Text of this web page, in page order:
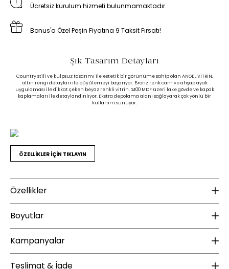
Ücretsiz kurulum hizmeti bulunmamaktadır.
Bonus'a Özel Peşin Fiyatına 9 Taksit Fırsatı!
Şık Tasarım Detayları
Country stili ve kulpsuz tasarımı ile estetik bir görünüme sahip olan ANGEL VİTRİN,
altın rengi detayları ile büyülemeyi başarıyor. Bronz renk cam ve ahşap ayak
uygulaması ile dikkat çeken beyaz renkli vitrin, %100 MDF üzeri lake gövde ve kapak
kaplamaları ile detaylandırılıyor. Ekstra depolama alanı sağlayarak çok yönlü bir
kullanım sunuyor.
ÖZELLİKLER İÇİN TIKLAYIN
Özellikler
Gövde Malzeme Bilgisi :
MDF
Kapak Malzeme Bilgisi :
Kapak Mekanizması :
Frenli Menteşe
Kapak Sayısı(adet) :
Boyutlar
Yükseklik (mm) :
Kampanyalar
ÜCRETSİZ KARGO
Teslimat & İade